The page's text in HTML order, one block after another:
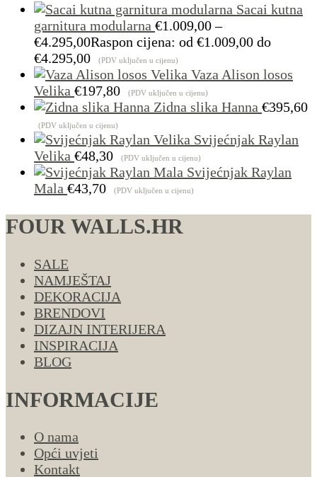
Sacai kutna
garnitura modularna €1.009,00 –
€4.295,00Raspon cijena: od €1.009,00 do
€4.295,00
(PDV uključen u cijenu)
Vaza Alison losos
Velika €197,80 (PDV uključen u cijenu)
Zidna slika Hanna €395,60
(PDV uključen u cijenu)
Svijećnjak Raylan
Velika €48,30 (PDV uključen u cijenu)
Svijećnjak Raylan
Mala €43,70 (PDV uključen u cijenu)
FOUR WALLS.HR
SALE
NAMJEŠTAJ
DEKORACIJA
BRENDOVI
DIZAJN INTERIJERA
INSPIRACIJA
BLOG
INFORMACIJE
O nama
Opći uvjeti
Kontakt